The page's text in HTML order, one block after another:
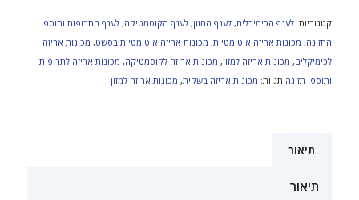
קטגוריות: לענף הכימיכלים, לענף המזון, לענף הקוסמטיקה, לענף התרופות ותוספי
התזונה, מכונות אריזה אוטומטיות, מכונות אריזה אוטומטיות בסשט, מכונות אריזה
לכימיקלים, מכונות אריזה למזון, מכונות אריזה לקוסמטיקה, מכונות אריזה לתרופות
ותוספי תזונה תגיות: מכונות אריזה בשקית, מכונות אריזה למזון
תיאור
תיאור